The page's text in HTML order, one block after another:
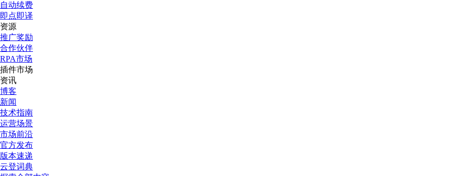
自动续费
即点即译
资源
推广奖励
合作伙伴
RPA市场
插件市场
资讯
博客
新闻
技术指南
运营场景
市场前沿
官方发布
版本速递
云登词典